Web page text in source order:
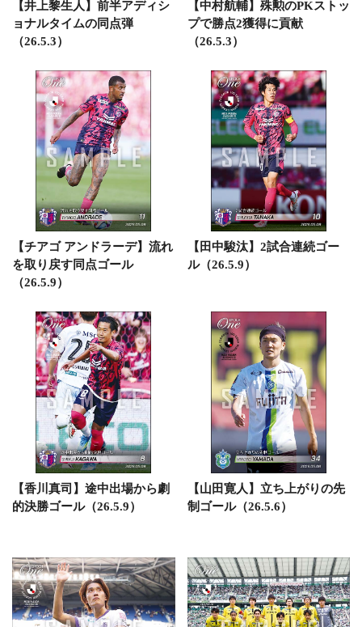
【井上黎生人】前半アディシ
ョナルタイムの同点弾
（26.5.3）
【中村航輔】殊勲のPKストッ
プで勝点2獲得に貢献
（26.5.3）
【チアゴ アンドラーデ】流れ
を取り戻す同点ゴール
（26.5.9）
【田中駿汰】2試合連続ゴー
ル（26.5.9）
【香川真司】途中出場から劇
的決勝ゴール（26.5.9）
【山田寛人】立ち上がりの先
制ゴール（26.5.6）